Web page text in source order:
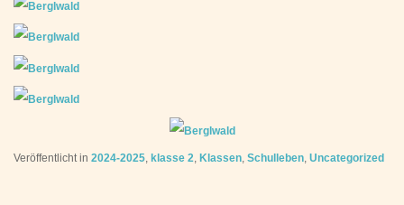
Veröffentlicht in 2024-2025 klasse 2 Klassen Schulleben Uncategorized